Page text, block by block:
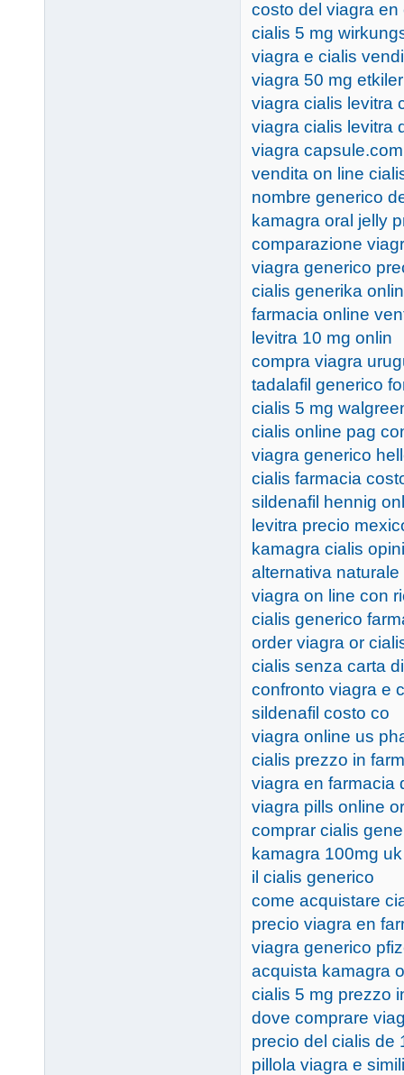
costo del viagra en
cialis 5 mg
viagra e cialis
viagra 50 mg
viagra cialis levitra
viagra cialis levitra
viagra capsule.com
vendita on line
nombre generico
kamagra oral jelly
comparazione
viagra generico
cialis generika
farmacia online
levitra 10 mg onlin
compra viagra
tadalafil generico
cialis 5 mg
cialis online pag
viagra generico
cialis farmacia
sildenafil hennig
levitra precio
kamagra cialis
alternativa
viagra on line con
cialis generico
order viagra or
cialis senza carta
confronto viagra e
sildenafil costo co
viagra online us
cialis prezzo in
viagra en farmacia
viagra pills online
comprar cialis
kamagra 100mg uk
il cialis generico
come acquistare
precio viagra en
viagra generico
acquista kamagra
cialis 5 mg prezzo
dove comprare
precio del cialis de
pillola viagra e simili